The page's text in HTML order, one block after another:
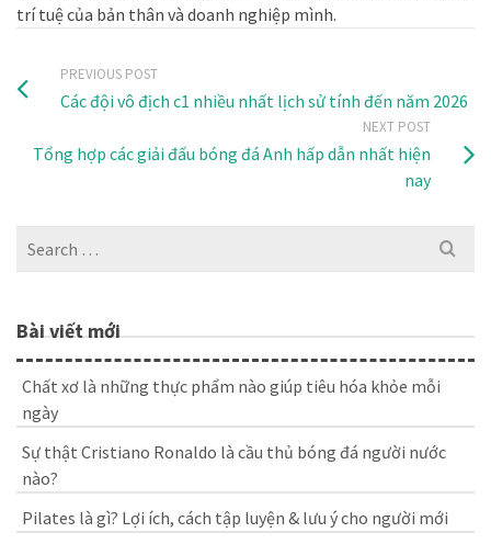
trí tuệ của bản thân và doanh nghiệp mình.
PREVIOUS POST
Các đội vô địch c1 nhiều nhất lịch sử tính đến năm 2026
NEXT POST
Tổng hợp các giải đấu bóng đá Anh hấp dẫn nhất hiện
nay
Search
Bài viết mới
Chất xơ là những thực phẩm nào giúp tiêu hóa khỏe mỗi
ngày
Sự thật Cristiano Ronaldo là cầu thủ bóng đá người nước
nào?
Pilates là gì? Lợi ích, cách tập luyện & lưu ý cho người mới